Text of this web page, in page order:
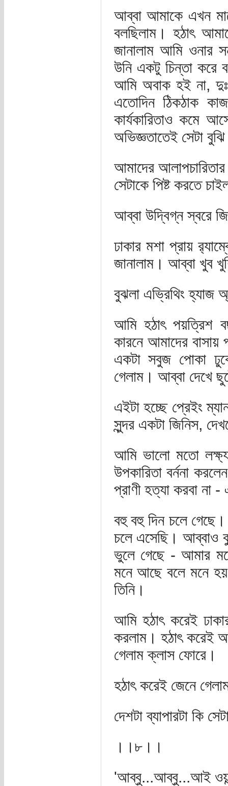
আব্বা আমাকে এখন
বলছিলাম। হঠাৎ
জানালাম আমি ওনার
উনি একটু চিন্তা
আমি অবাক হই না,
এতোদিন ঠিকঠাক
কার্যকারিতাও কমে
অভিজ্ঞতাতেই সেটা
আমাদের
সেটাকে পিষ্ট করতে
আব্বা উদ্বিগ্ন স্বরে
ঢাকার মশা প্রায়
জানালাম। আব্বা খুব
বুঝলা এভ্রিথিং হ্যাজ
আমি হঠাৎ পয়ত্রিশ
কারনে আমাদের
একটা সবুজ পোকা
গেলাম। আব্বা দেখে
এইটা হচ্ছে প্রেইং
সুন্দর একটা জিনিস,
আমি ভালো মতো
উপকারিতা বর্ননা
প্রাণী হত্যা করবা না
বহু বহু দিন চলে
চলে এসেছি। আব্বাও
ভুলে গেছে - আমার
মনে আছে বলে মনে হয়
তিনি।
আমি হঠাৎ করেই
করলাম। হঠাৎ করেই
গেলাম ক্লাস ফোরে।
হঠাৎ করেই জেনে
দেশটা ব্যাপারটা কি
।।৮।।
'আব্বু...আব্বু...আই